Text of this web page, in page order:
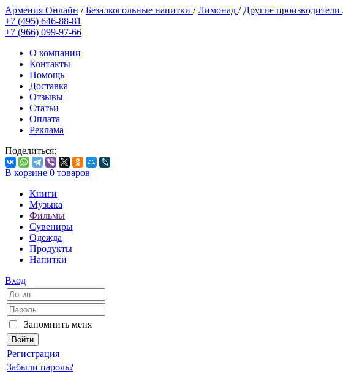
Армения Онлайн /Безалкогольные напитки /Лимонад / Другие производители
+7 (495) 646-88-81
+7 (966) 099-97-66
О компании
Контакты
Помощь
Доставка
Отзывы
Статьи
Оплата
Реклама
Поделиться:
В корзине 0 товаров
Книги
Музыка
Фильмы
Сувениры
Одежда
Продукты
Напитки
Вход
Запомнить меня
Регистрация
Забыли пароль?